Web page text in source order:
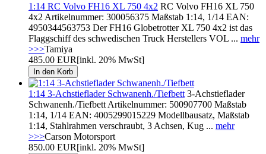
1:14 RC Volvo FH16 XL 750 4x2 RC Volvo FH16 XL 750
4x2 Artikelnummer: 300056375 Maßstab 1:14, 1/14 EAN:
4950344563753 Der FH16 Globetrotter XL 750 4x2 ist das
Flaggschiff des schwedischen Truck Herstellers VOL ... mehr
>>>Tamiya
485.00 EUR[inkl. 20% MwSt]
1:14 3-Achstieflader Schwanenh./Tiefbett 3-Achstieflader
Schwanenh./Tiefbett Artikelnummer: 500907700 Maßstab
1:14, 1/14 EAN: 4005299015229 Modellbausatz, Maßstab
1:14, Stahlrahmen verschraubt, 3 Achsen, Kug ... mehr
>>>Carson Motorsport
850.00 EUR[inkl. 20% MwSt]